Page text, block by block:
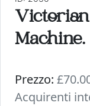
Machine.
Prezzo:
Acquirenti